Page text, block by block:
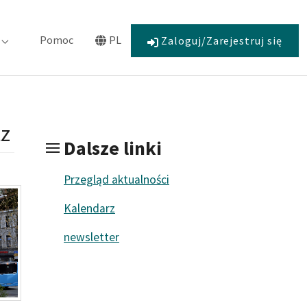
Submenu for "O nas"
Pomoc PL
Submenu for "Language"Zaloguj/Zarejestruj się
Dalsze linki
Przegląd aktualności
Kalendarz
newsletter